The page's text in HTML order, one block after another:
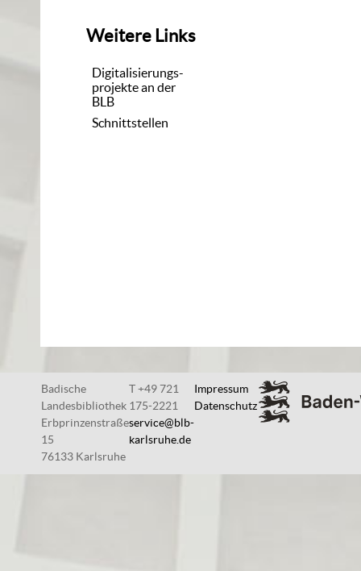
Weitere Links
Digitalisierungs-
projekte an der
BLB
Schnittstellen
Badische
Landesbibliothek
Erbprinzenstraße
15
76133 Karlsruhe
T +49 721
175-2221
service@blb-
karlsruhe.de
Impressum
Datenschutz